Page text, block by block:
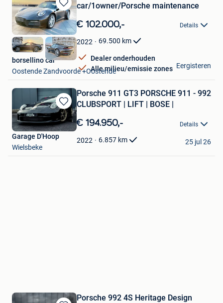
Bewaren
in
Mijn
Favorieten
car/1owner/Porsche maintenance
€ 102.000,- Details
2022 69.500 km
Dealer onderhouden
Alle milieu/emissie zones
borsellino car
Oostende Zandvoorde +Oostende
Eergisteren
Bewaren
in
Mijn
Favorieten
Porsche 911 GT3 PORSCHE 911 - 992
CLUBSPORT | LIFT | BOSE |
€ 194.950,- Details
2022 6.857 km
Garage D'Hoop
Wielsbeke
25 jul 26
Porsche 992 4S Heritage Design